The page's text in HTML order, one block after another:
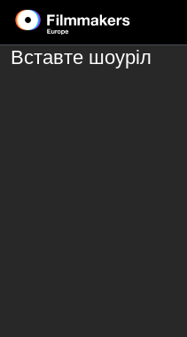
Вставте шоуріл